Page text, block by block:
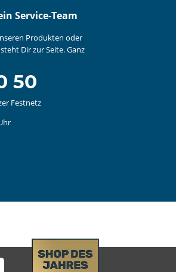
Service-Team
Produkten oder
Dir zur Seite. Ganz
50
Festnetz